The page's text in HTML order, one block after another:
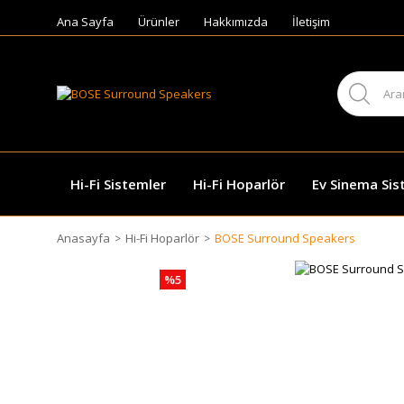
Ana Sayfa Ürünler Hakkımızda İletişim
Hi-Fi Sistemler Hi-Fi Hoparlör Ev Sinema
Anasayfa Hi-Fi Hoparlör BOSE Surround Speakers
%5